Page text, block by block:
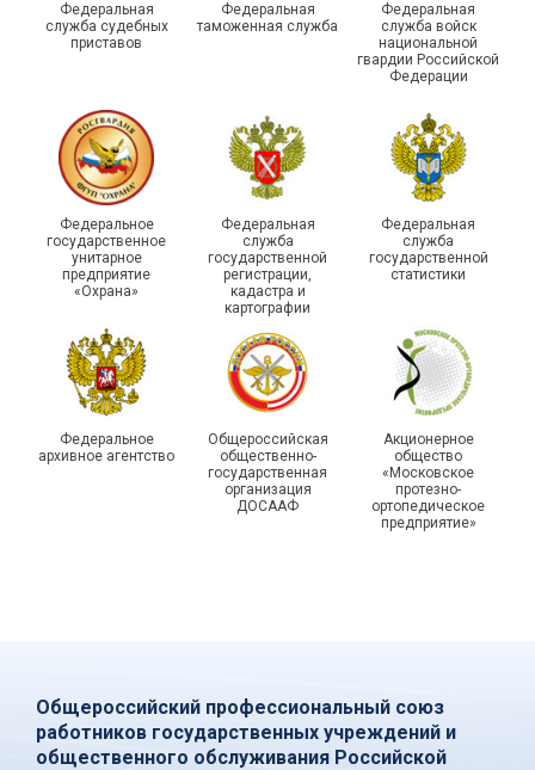
Федеральная
служба судебных
приставов
Федеральная
таможенная служба
Федеральная
служба войск
национальной
гвардии Российской
Федерации
Федеральное
государственное
унитарное
предприятие
«Охрана»
Федеральная
служба
государственной
регистрации,
кадастра и
картографии
Федеральная
служба
государственной
статистики
Федеральное
архивное агентство
Общероссийская
общественно-
государственная
организация
ДОСААФ
Акционерное
общество
«Московское
протезно-
ортопедическое
предприятие»
Общероссийский профессиональный союз
работников государственных учреждений и
общественного обслуживания Российской